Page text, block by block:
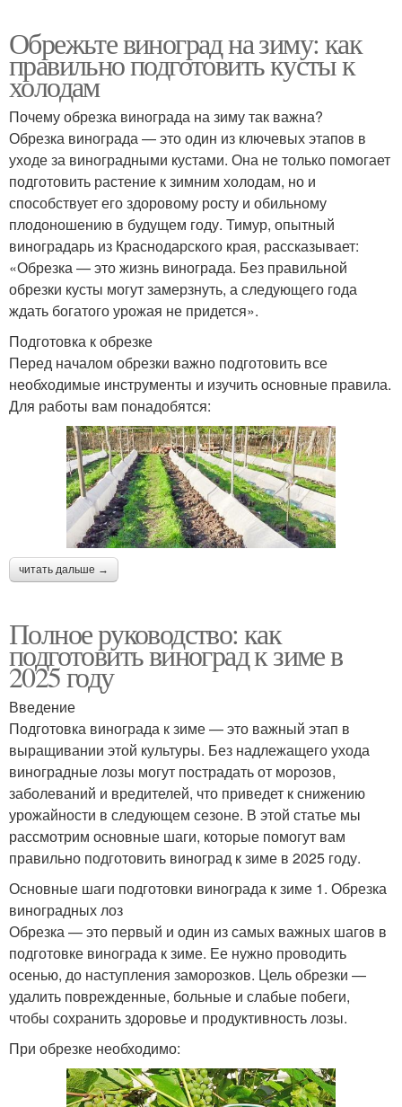
Обрежьте виноград на зиму: как
правильно подготовить кусты к
холодам
Почему обрезка винограда на зиму так важна?
Обрезка винограда — это один из ключевых этапов в
уходе за виноградными кустами. Она не только помогает
подготовить растение к зимним холодам, но и
способствует его здоровому росту и обильному
плодоношению в будущем году. Тимур, опытный
виноградарь из Краснодарского края, рассказывает:
«Обрезка — это жизнь винограда. Без правильной
обрезки кусты могут замерзнуть, а следующего года
ждать богатого урожая не придется».
Подготовка к обрезке
Перед началом обрезки важно подготовить все
необходимые инструменты и изучить основные правила.
Для работы вам понадобятся:
читать дальше →
Полное руководство: как
подготовить виноград к зиме в
2025 году
Введение
Подготовка винограда к зиме — это важный этап в
выращивании этой культуры. Без надлежащего ухода
виноградные лозы могут пострадать от морозов,
заболеваний и вредителей, что приведет к снижению
урожайности в следующем сезоне. В этой статье мы
рассмотрим основные шаги, которые помогут вам
правильно подготовить виноград к зиме в 2025 году.
Основные шаги подготовки винограда к зиме 1. Обрезка
виноградных лоз
Обрезка — это первый и один из самых важных шагов в
подготовке винограда к зиме. Ее нужно проводить
осенью, до наступления заморозков. Цель обрезки —
удалить поврежденные, больные и слабые побеги,
чтобы сохранить здоровье и продуктивность лозы.
При обрезке необходимо: